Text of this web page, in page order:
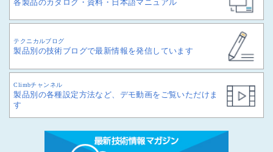
各製品のカタログ・資料・日本語マニュアル
テクニカルブログ
製品別の技術ブログで最新情報を発信しています
Climbチャンネル
製品別の各種設定方法など、デモ動画をご覧いただけま
す